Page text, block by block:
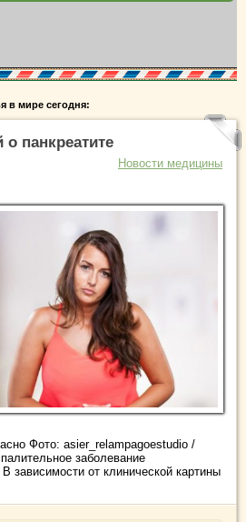
в мире сегодня:
панкреатите
Новости медицины
Фото: asier_relampagoestudio /
заболевание
зависимости от клинической картины